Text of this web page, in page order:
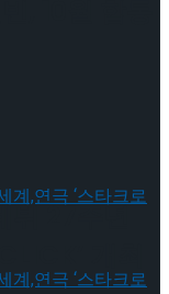
, 10월 합동
뷔 27주년
개최